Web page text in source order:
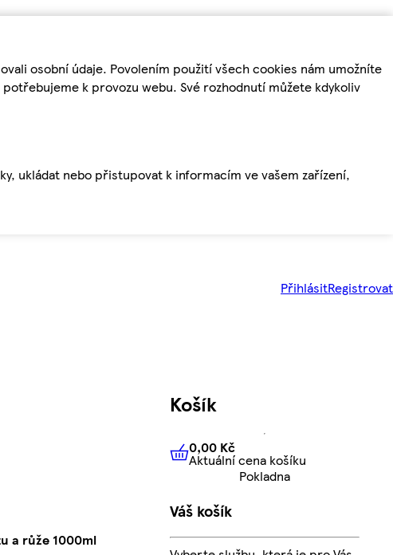
osobní údaje. Povolením použití všech cookies nám umožníte
k provozu webu. Své rozhodnutí můžete kdykoliv
ukládat nebo přistupovat k informacím ve vašem zařízení,
PřihlásitRegistrovat
a růže 1000ml
Košík
0,00 KčAktuální cena košíku
0,00 Kč
Aktuální cena košíku
Pokladna
Váš košík